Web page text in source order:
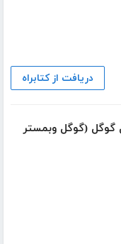
دریافت از کتابراه
100 سرچ کنسول گوگل (گوگل وبمستر